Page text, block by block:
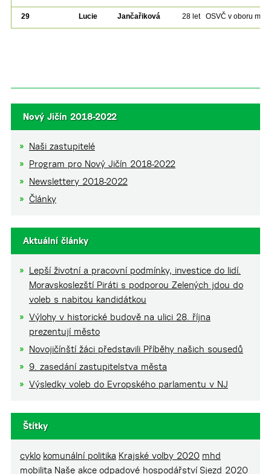
29 Lucie Jančařiková 28 let OSVČ v oboru
Nový Jičín 2018-2022
Naši zastupitelé
Program pro Nový Jičín 2018-2022
Newslettery 2018-2022
Články
Aktuální články
Lepší životní a pracovní podmínky, investice do lidí.
Moravskoslezští Piráti s podporou Zelených jdou do
voleb s nabitou kandidátkou
Výlohy v historické budově na ulici 28. října
prezentují město
Novojičínští žáci představili Příběhy našich sousedů
9. zasedání zastupitelstva města
Výsledky voleb do Evropského parlamentu v NJ
Štítky
cyklo komunální politika Krajské volby 2020 mhd
mobilita Naše akce odpadové hospodářství Sjezd 2020